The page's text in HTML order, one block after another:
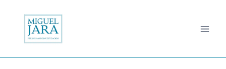
contenido